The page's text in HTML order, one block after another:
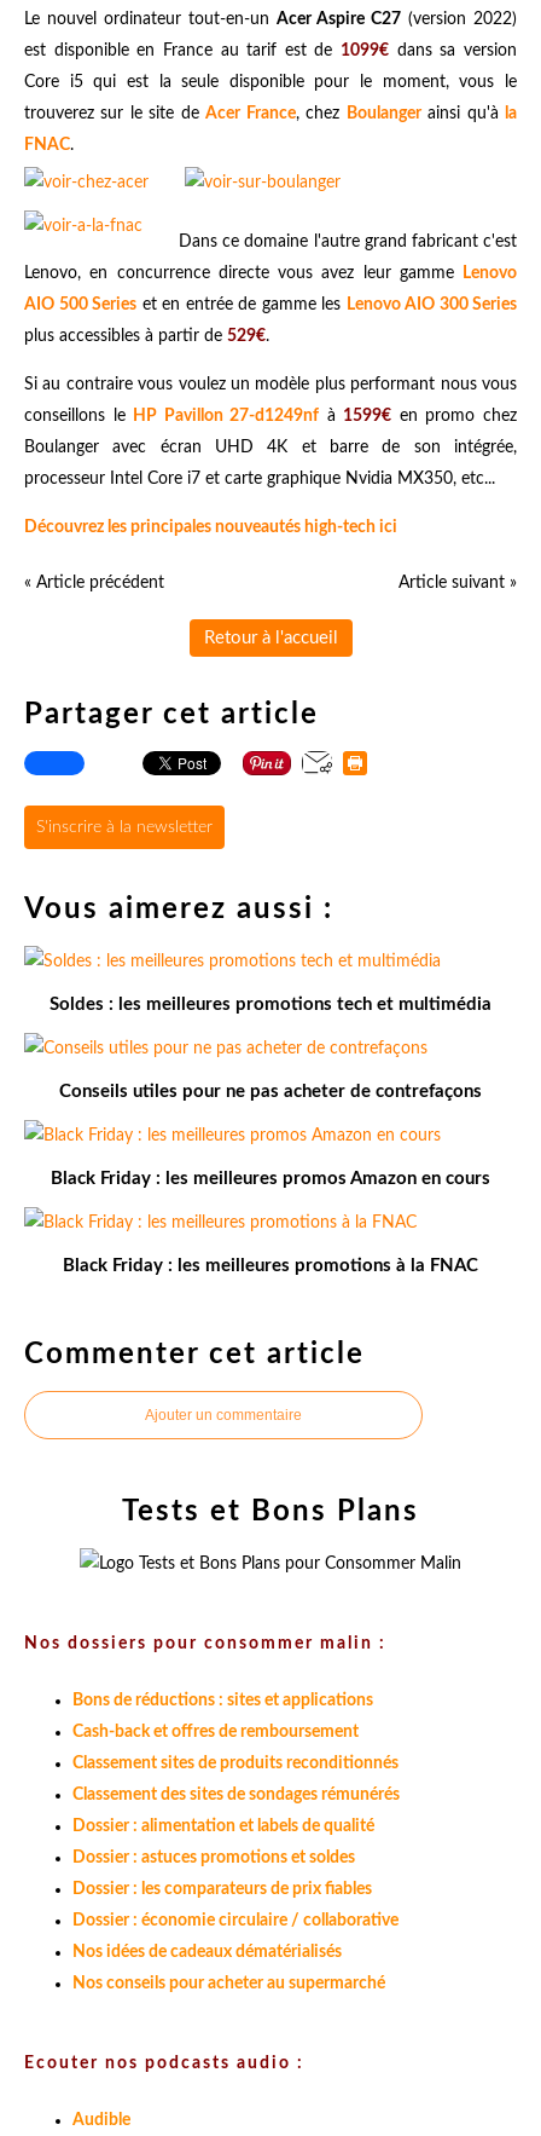
Le nouvel ordinateur tout-en-un Acer Aspire C27 (version 2022)
est disponible en France au tarif est de 1099€ dans sa version
Core i5 qui est la seule disponible pour le moment, vous le
trouverez sur le site deAcer France, chez Boulangerainsi qu'à
la
FNAC.
Dans ce domaine l'autre grand fabricant c'est
Lenovo, en concurrence directe vous avez leur gamme
Lenovo
AIO 500 Series et en entrée de gamme les Lenovo AIO 300 Series
plus accessibles à partir de 529€.
Si au contraire vous voulez un modèle plus performant nous vous
conseillons le
HP Pavillon 27-d1249nf à 1599€ en promo chez
Boulanger avec écran UHD 4K et barre de son intégrée,
processeur Intel Core i7 et carte graphique Nvidia MX350, etc...
Découvrez les principales nouveautés high-tech ici
« Article précédent Article suivant »
Retour à l'accueil
Partager cet article
S'inscrire à la newsletter
Vous aimerez aussi :
Soldes : les meilleures promotions tech et multimédia
Conseils utiles pour ne pas acheter de contrefaçons
Black Friday : les meilleures promos Amazon en cours
Black Friday : les meilleures promotions à la FNAC
Commenter cet article
Ajouter un commentaire
Tests et Bons Plans
Nos dossiers pour consommer malin :
Bons de réductions : sites et applications
Cash-back et offres de remboursement
Classement sites de produits reconditionnés
Classement des sites de sondages rémunérés
Dossier : alimentation et labels de qualité
Dossier : astuces promotions et soldes
Dossier : les comparateurs de prix fiables
Dossier : économie circulaire / collaborative
Nos idées de cadeaux dématérialisés
Nos conseils pour acheter au supermarché
Ecouter nos podcasts audio :
Audible